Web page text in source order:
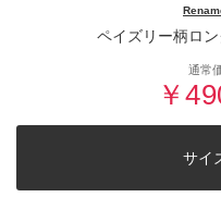
ペイズリー柄ロン
通常
￥
サイ